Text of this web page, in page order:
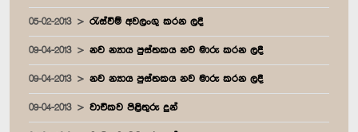
05-02-2013 රැස්වීම් අවලංගු කරන ලදී
09-04-2013 නව න්‍යාය පුස්තකය නව මාරු කරන ලදී
09-04-2013 නව න්‍යාය පුස්තකය නව මාරු කරන ලදී
09-04-2013 වාචිකව පිළිතුරු දුන්